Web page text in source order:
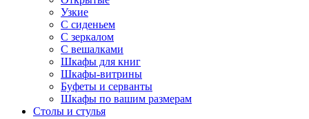
Узкие
С сиденьем
С зеркалом
С вешалками
Шкафы для книг
Шкафы-витрины
Буфеты и серванты
Шкафы по вашим размерам
Столы и стулья